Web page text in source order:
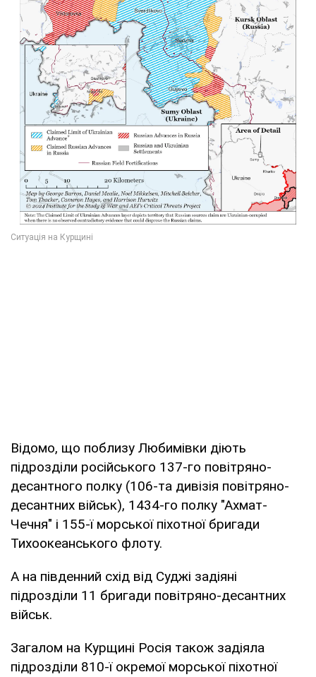
Відомо, що поблизу Любимівки діють
підрозділи російського 137-го повітряно-
десантного полку (106-та дивізія повітряно-
десантних військ), 1434-го полку "Ахмат-
Чечня" і 155-ї морської піхотної бригади
Тихоокеанського флоту.
А на південний схід від Суджі задіяні
підрозділи 11 бригади повітряно-десантних
військ.
Загалом на Курщині Росія також задіяла
підрозділи 810-ї окремої морської піхотної